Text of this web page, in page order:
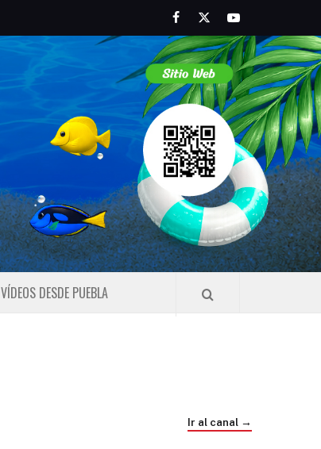
FacebookTwitterYoutube
VÍDEOS DESDE PUEBLA
Ir al canal →